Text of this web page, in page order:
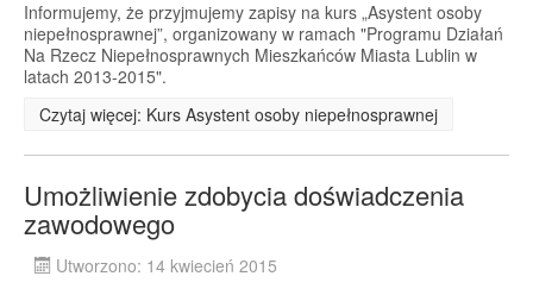
Informujemy, że przyjmujemy zapisy na kurs „Asystent osoby
niepełnosprawnej”, organizowany w ramach "Programu Działań
Na Rzecz Niepełnosprawnych Mieszkańców Miasta Lublin w
latach 2013-2015".
Czytaj więcej: Kurs Asystent osoby niepełnosprawnej
Umożliwienie zdobycia doświadczenia
zawodowego
Utworzono: 14 kwiecień 2015